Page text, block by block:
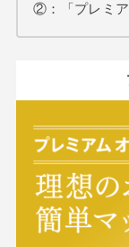
②：「プレミ